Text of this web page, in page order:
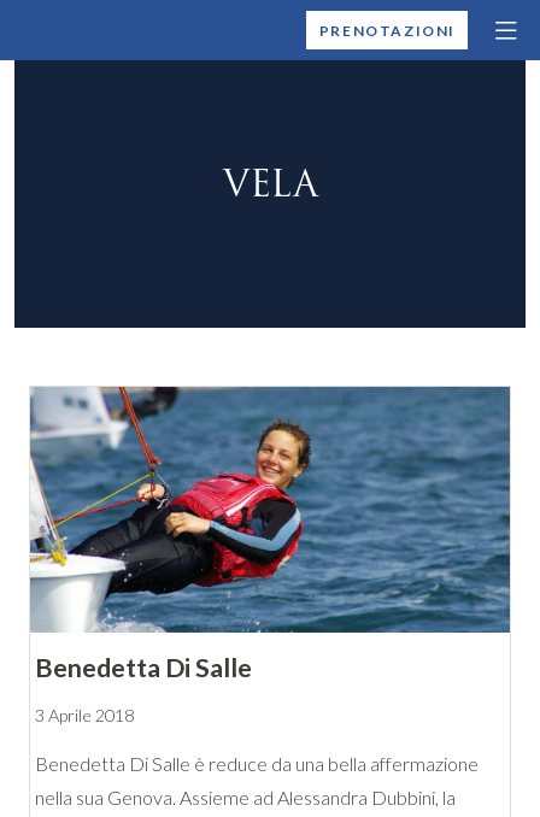
MONTALLEGROPRENOTAZIONI
VELA
Benedetta Di Salle
3 Aprile 2018
Benedetta Di Salle è reduce da una bella affermazione
nella sua Genova. Assieme ad Alessandra Dubbini, la